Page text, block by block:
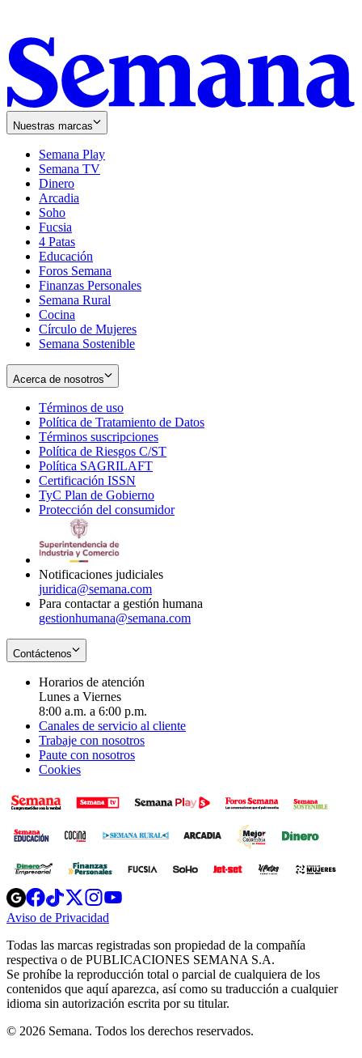
Nuestras marcas
Semana Play
Semana TV
Dinero
Arcadia
Soho
in
new
window
Fucsia
in
new
window
4 Patas
Educación
Foros Semana
Finanzas Personales
Semana Rural
Cocina
Círculo de Mujeres
Semana Sostenible
Acerca de nosotros
Términos de uso
in
new
window
Política de Tratamiento de Datos
Términos suscripciones
in
Política de Riesgos C/ST
Política SAGRILAFT
new
window
Certificación ISSN
in
new
TyC Plan de Gobierno
in
Protección del consumidorOpens
Notificaciones judiciales
juridica@semana.com
Para contactar a gestión humana
gestionhumana@semana.com
Contáctenos
Horarios de atención
Lunes a Viernes
8:00 a.m. a 6:00 p.m.
Canales de servicio al cliente
Trabaje con nosotros
Paute con nosotros
Cookies
Opens
in
new
Opens
in
new
Opens
in
new
window
Opens
new
windowwindow
Aviso de Privacidad
new
window
Todas las marcas registradas son propiedad de la compañía
respectiva o de PUBLICACIONES SEMANA S.A.
Se prohíbe la reproducción total o parcial de cualquiera de los
contenidos que aquí aparezca, así como su traducción a cualquier
idioma sin autorización escrita por su titular.
© 2026 Semana. Todos los derechos reservados.